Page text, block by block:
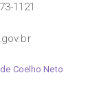
1121
Coelho Neto